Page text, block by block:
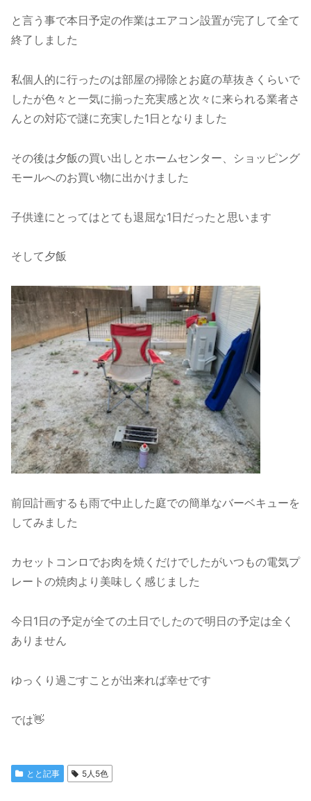
と言う事で本日予定の作業はエアコン設置が完了して全て
終了しました
私個人的に行ったのは部屋の掃除とお庭の草抜きくらいで
したが色々と一気に揃った充実感と次々に来られる業者さ
んとの対応で謎に充実した1日となりました
その後は夕飯の買い出しとホームセンター、ショッピング
モールへのお買い物に出かけました
子供達にとってはとても退屈な1日だったと思います
そして夕飯
前回計画するも雨で中止した庭での簡単なバーベキューを
してみました
カセットコンロでお肉を焼くだけでしたがいつもの電気プ
レートの焼肉より美味しく感じました
今日1日の予定が全ての土日でしたので明日の予定は全く
ありません
ゆっくり過ごすことが出来れば幸せです
では👋
とと記事 5人5色